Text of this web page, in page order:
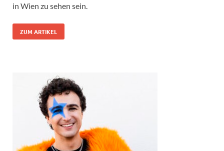
in Wien zu sehen sein.
ZUM ARTIKEL